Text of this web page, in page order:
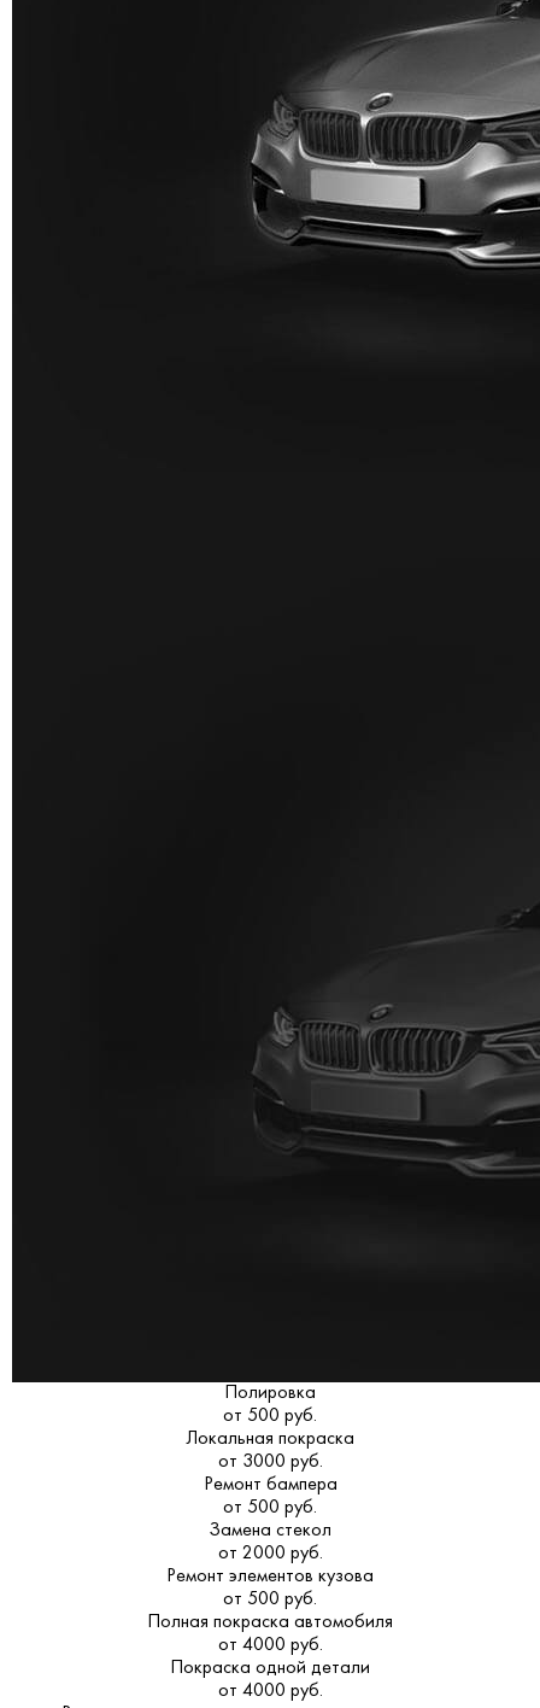
Полировка
от 500 руб.
Локальная покраска
от 3000 руб.
Ремонт бампера
от 500 руб.
Замена стекол
от 2000 руб.
Ремонт элементов кузова
от 500 руб.
Полная покраска автомобиля
от 4000 руб.
Покраска одной детали
от 4000 руб.